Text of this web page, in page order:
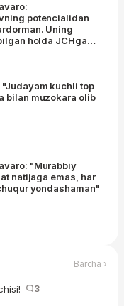
potencialidan
Uning
holda JCHga
"Judayam kuchli top
bilan muzokara olib
"Murabbiy
natijaga emas, har
yondashaman"
Barcha ›
3